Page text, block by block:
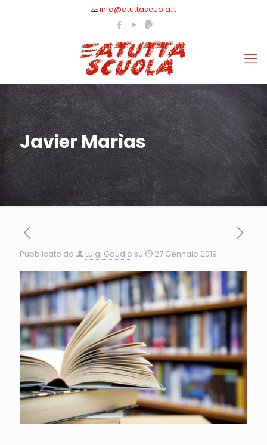
info@atuttascuola.it
Javier Marìas
Pubblicato da Luigi Gaudio su 27 Gennaio 2019